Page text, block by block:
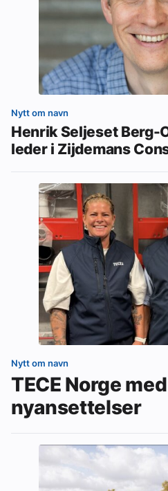
Nytt om navn
Henrik Seljeset Berg-
leder i Zijdemans
Nytt om navn
TECE Norge
nyansettelser